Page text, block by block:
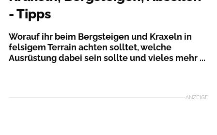
- Tipps
Worauf ihr beim Bergsteigen und Kraxeln in
felsigem Terrain achten solltet, welche
Ausrüstung dabei sein sollte und vieles mehr ...
ANZEIGE